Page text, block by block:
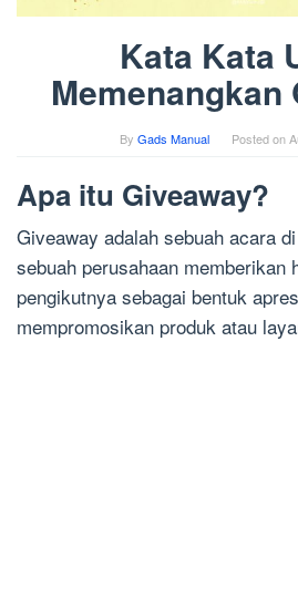
Kata Kata
Memenangkan
By Gads Manual Posted on
Apa itu Giveaway?
Giveaway adalah sebuah acara
sebuah perusahaan memberikan
pengikutnya sebagai bentuk
mempromosikan produk atau